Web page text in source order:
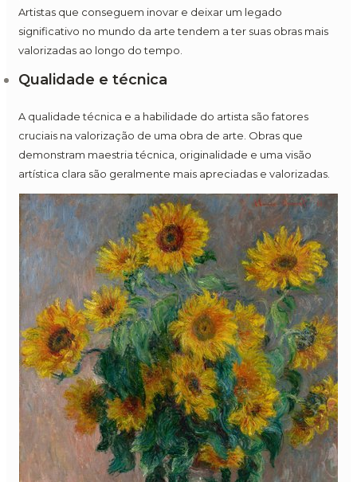
Artistas que conseguem inovar e deixar um legado
significativo no mundo da arte tendem a ter suas obras mais
valorizadas ao longo do tempo.
Qualidade e técnica
A qualidade técnica e a habilidade do artista são fatores
cruciais na valorização de uma obra de arte. Obras que
demonstram maestria técnica, originalidade e uma visão
artística clara são geralmente mais apreciadas e valorizadas.